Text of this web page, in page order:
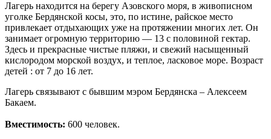
Лагерь находится на берегу Азовского моря, в живописном
уголке Бердянской косы, это, по истине, райское место
привлекает отдыхающих уже на протяжении многих лет. Он
занимает огромную территорию — 13 с половиной гектар.
Здесь и прекрасные чистые пляжи, и свежий насыщенный
кислородом морской воздух, и теплое, ласковое море. Возраст
детей : от 7 до 16 лет.
Лагерь связывают с бывшим мэром Бердянска – Алексеем
Бакаем.
Вместимость: 600 человек.